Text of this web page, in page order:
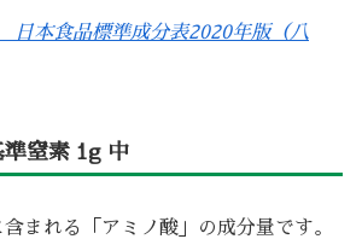
日本食品標準成分表2020年版（八
準窒素 1g 中
含まれる「アミノ酸」の成分量です。